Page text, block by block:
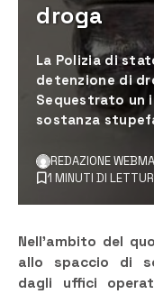
droga
La Polizia di
detenzione di
Sequestrato un
sostanza
REDAZIONE
1 MINUTI DI
Nell’ambito del
allo spaccio di
dagli uffici